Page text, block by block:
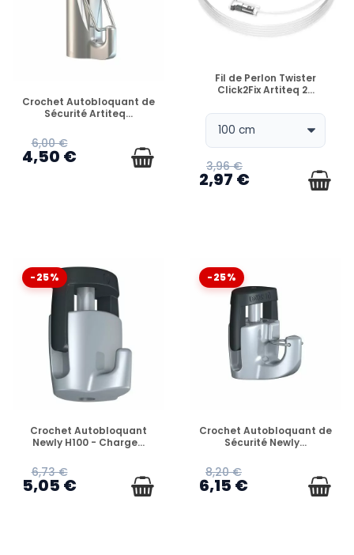
Crochet Autobloquant de
Sécurité Artiteq...
6,00 €
4,50 €
EN STOCK
Fil de Perlon Twister
Click2Fix Artiteq 2...
3,96 €
2,97 €
-25%
EN STOCK
Crochet Autobloquant
Newly H100 - Charge...
6,73 €
5,05 €
-25%
EN STOCK
Crochet Autobloquant de
Sécurité Newly...
8,20 €
6,15 €